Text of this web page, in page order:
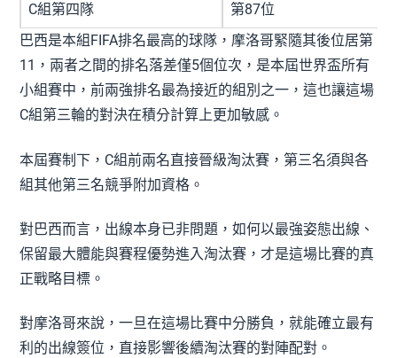
C組第四隊
第87位
巴西是本組FIFA排名最高的球隊，摩洛哥緊隨其後位居第
11，兩者之間的排名落差僅5個位次，是本屆世界盃所有
小組賽中，前兩強排名最為接近的組別之一，這也讓這場
C組第三輪的對決在積分計算上更加敏感。
本屆賽制下，C組前兩名直接晉級淘汰賽，第三名須與各
組其他第三名競爭附加資格。
對巴西而言，出線本身已非問題，如何以最強姿態出線、
保留最大體能與賽程優勢進入淘汰賽，才是這場比賽的真
正戰略目標。
對摩洛哥來說，一旦在這場比賽中分勝負，就能確立最有
利的出線簽位，直接影響後續淘汰賽的對陣配對。